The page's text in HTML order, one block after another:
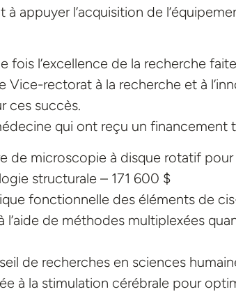
appuyer l’acquisition de
l’excellence de la recherche
Vice-rectorat à la recherche et à
ces succès.
qui ont reçu un financement
de microscopie à disque rotatif
structurale – 171 600 $
fonctionnelle des éléments de
de méthodes multiplexées
de recherches en sciences
à la stimulation cérébrale pour